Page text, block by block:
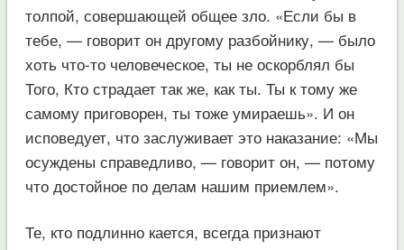
толпой, совершающей общее зло. «Если бы в
тебе, — говорит он другому разбойнику, — было
хоть что-то человеческое, ты не оскорблял бы
Того, Кто страдает так же, как ты. Ты к тому же
самому приговорен, ты тоже умираешь». И он
исповедует, что заслуживает это наказание: «Мы
осуждены справедливо, — говорит он, — потому
что достойное по делам нашим приемлем».
Те, кто подлинно кается, всегда признают